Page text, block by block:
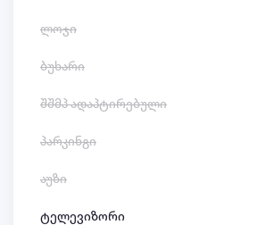
ლოჯი
ბუხარი
შშმპ ადაპტირებული
პარკინგი
აუზი
ტელევიზორი